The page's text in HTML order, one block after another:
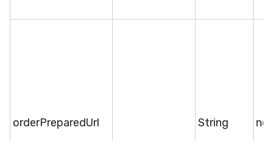
orderPreparedUrl String